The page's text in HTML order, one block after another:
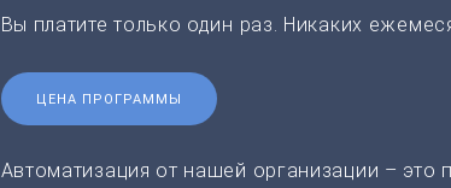
Вы платите только один раз. Никаких
ЦЕНА ПРОГРАММЫ
Автоматизация от нашей организации – это